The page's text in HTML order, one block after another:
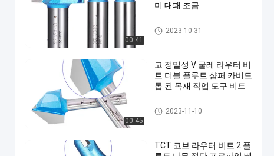
00:41
미 대패 조금
성형 라우터 비트
2023-10-31
00:45
고 정밀성 V 굴레 라우터 비
트 더블 플루트 샴퍼 카비드
톱 된 목재 작업 도구 비트
성형 라우터 비트
2023-11-10
TCT 코브 라우터 비트 2 플